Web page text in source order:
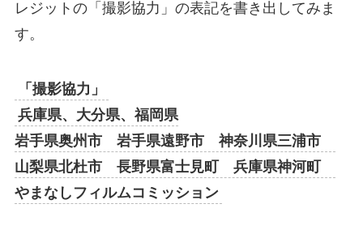
レジットの「撮影協力」の表記を書き出してみま
す。
「撮影協力」
兵庫県、大分県、福岡県
岩手県奥州市 岩手県遠野市 神奈川県三浦市
山梨県北杜市 長野県富士見町 兵庫県神河町
やまなしフィルムコミッション